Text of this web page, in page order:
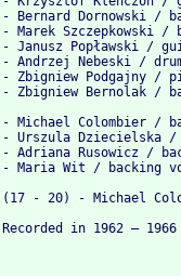
- Bernard Dornowski /
- Marek Szczepkowski /
- Janusz Popławski /
- Andrzej Nebeski /
- Zbigniew Podgajny /
- Zbigniew Bernolak /
- Michael Colombier /
- Urszula Dziecielska /
- Adriana Rusowicz /
- Maria Wit / backing
(17 - 20) - Michael